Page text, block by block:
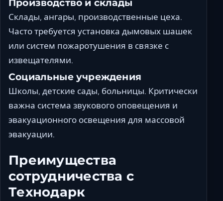
Производство и склады
Склады, ангары, производственные цеха.
Часто требуется установка дымовых шашек
или систем пожаротушения в связке с
извещателями.
Социальные учреждения
Школы, детские сады, больницы. Критически
важна система звукового оповещения и
эвакуационного освещения для массовой
эвакуации.
Преимущества
сотрудничества с
Технодарк